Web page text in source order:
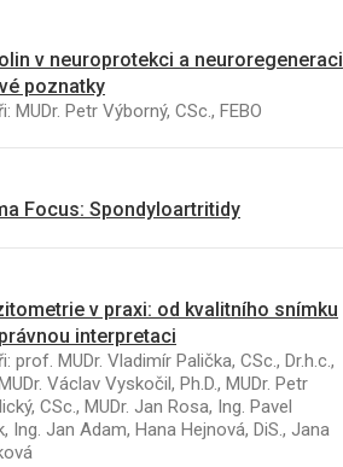
v neuroprotekci a neuroregeneraci
poznatky
MUDr. Petr Výborný, CSc., FEBO
Focus: Spondyloartritidy
v praxi: od kvalitního snímku
interpretaci
prof. MUDr. Vladimír Palička, CSc., Dr.h.c.,
Václav Vyskočil, Ph.D., MUDr. Petr
CSc., MUDr. Jan Rosa, Ing. Pavel
Ing. Jan Adam, Hana Hejnová, DiS., Jana